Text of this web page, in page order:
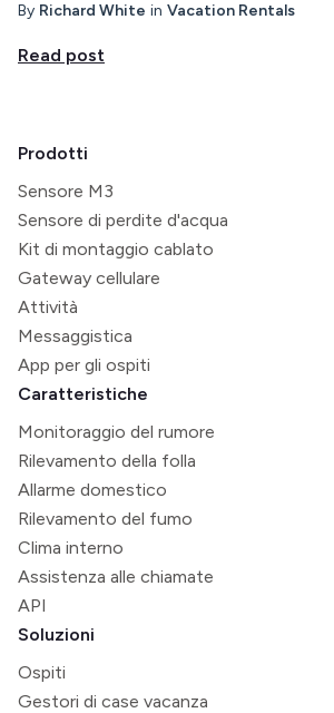
By Richard White in Vacation Rentals
Read post
Prodotti
Sensore M3
Sensore di perdite d'acqua
Kit di montaggio cablato
Gateway cellulare
Attività
Messaggistica
App per gli ospiti
Caratteristiche
Monitoraggio del rumore
Rilevamento della folla
Allarme domestico
Rilevamento del fumo
Clima interno
Assistenza alle chiamate
API
Soluzioni
Ospiti
Gestori di case vacanza